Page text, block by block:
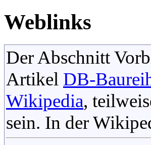
Weblinks
Der Abschnitt
Artikel DB-
Wikipedia,
sein. In der